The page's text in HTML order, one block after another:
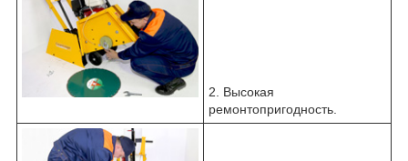
2. Высокая
ремонтопригодность.